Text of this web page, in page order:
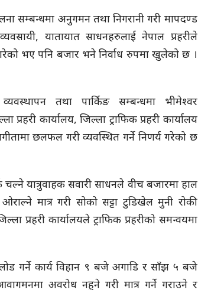
सम्बन्धमा अनुगमन तथा निगरानी गरी मापदण्ड
यातायात साधनहरुलाई नेपाल प्रहरीले
भए पनि बजार भने निर्वाध रुपमा खुलेको छ ।
तथा पार्किङ सम्बन्धमा भीमेश्वर
प्रहरी कार्यालय, जिल्ला ट्राफिक प्रहरी कार्यालय
छलफल गरी व्यवस्थित गर्ने निणर्य गरेको छ
चल्ने यात्रुवाहक सवारी साधनले वीच बजारमा हाल
मात्र गरी सोको सट्टा टुडिखेल मुनी रोकी
प्रहरी कार्यालयले ट्राफिक प्रहरीको समन्वयमा
गर्ने कार्य विहान ९ बजे अगाडि र साँझ ५ बजे
अवरोध नहुने गरी मात्र गर्ने गराउने र